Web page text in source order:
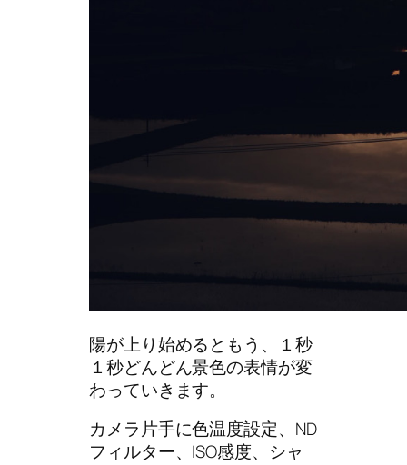
陽が上り始めるともう、１秒
１秒どんどん景色の表情が変
わっていきます。
カメラ片手に色温度設定、ND
フィルター、ISO感度、シャ